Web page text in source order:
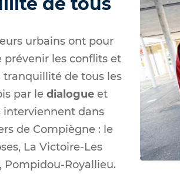
urbains ont pour
prévenir les conflits et
tranquillité de tous les
par le dialogue et
interviennent dans
de Compiègne : le
La Victoire-Les
Pompidou-Royallieu.